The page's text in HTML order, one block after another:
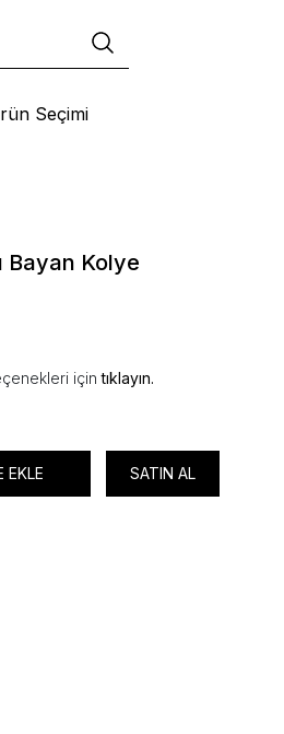
Seçimi
Bayan Kolye
içintıklayın.
EKLE SATIN AL